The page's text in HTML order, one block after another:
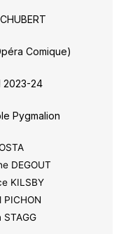
Comique)
2023-24
Pygmalion
DEGOUT
KILSBY
PICHON
STAGG